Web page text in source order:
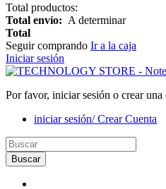
Total productos:
Total envío: A determinar
Total
Seguir comprando Ir a la caja
Iniciar sesión
Por favor, iniciar sesión o crear una
iniciar sesión/ Crear Cuenta
Buscar